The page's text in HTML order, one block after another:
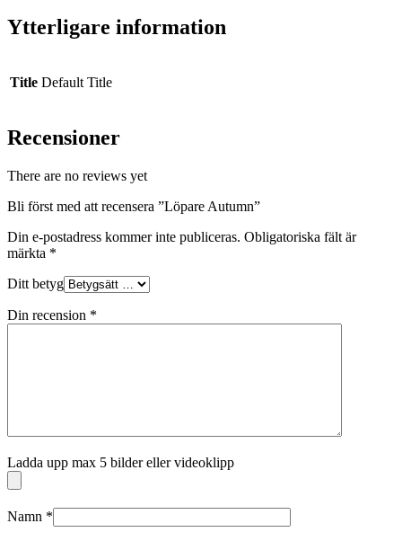
Ytterligare information
Title Default Title
Recensioner
There are no reviews yet
Bli först med att recensera ”Löpare Autumn”
Din e-postadress kommer inte publiceras. Obligatoriska fält är
märkta *
Ditt betyg
Din recension *
Ladda upp max 5 bilder eller videoklipp
Namn *